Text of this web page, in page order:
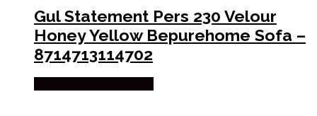
Gul Statement Pers 230 Velour
Honey Yellow Bepurehome Sofa –
8714713114702